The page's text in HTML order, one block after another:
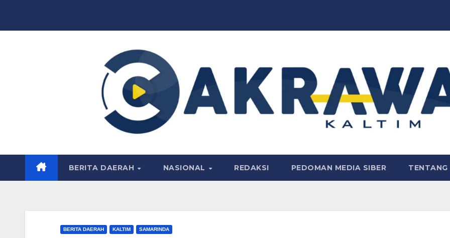
BERITA DAERAH NASIONAL REDAKSI PEDOMAN MEDIA SIBER TENTANG
BERITA DAERAH KALTIM SAMARINDA